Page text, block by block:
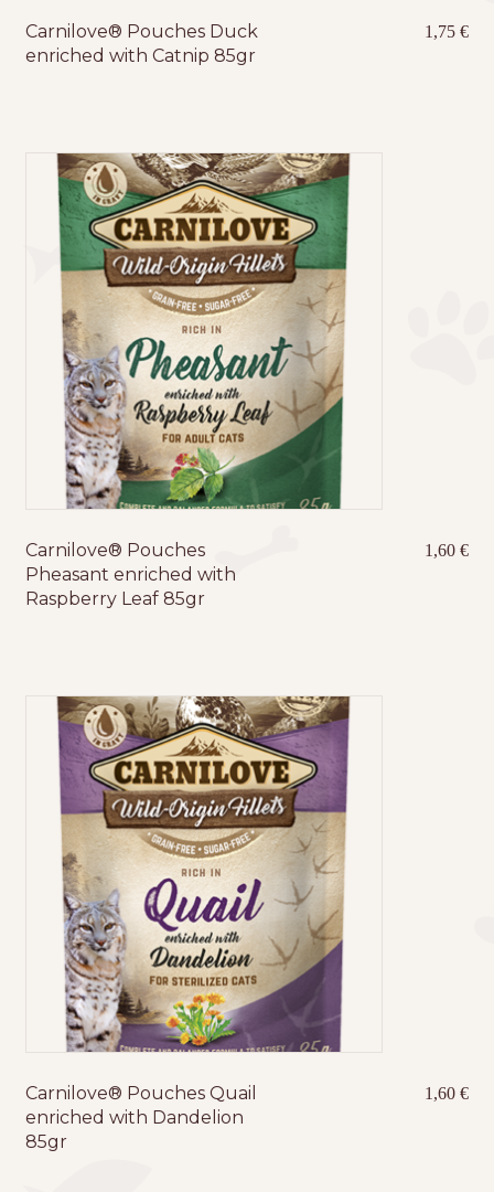
Carnilove® Pouches Duck
enriched with Catnip 85gr
1,75€
Carnilove® Pouches
Pheasant enriched with
Raspberry Leaf 85gr
1,60€
Carnilove® Pouches Quail
enriched with Dandelion
85gr
1,60€